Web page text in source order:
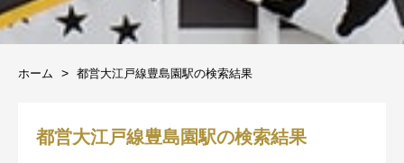
ホーム 都営大江戸線豊島園駅の検索結果
都営大江戸線豊島園駅の検索結果